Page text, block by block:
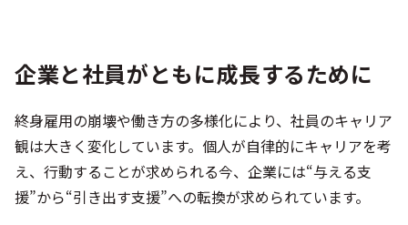
企業と社員がともに成長するために
終身雇用の崩壊や働き方の多様化により、社員のキャリア
観は大きく変化しています。個人が自律的にキャリアを考
え、行動することが求められる今、企業には“与える支
援”から“引き出す支援”への転換が求められています。